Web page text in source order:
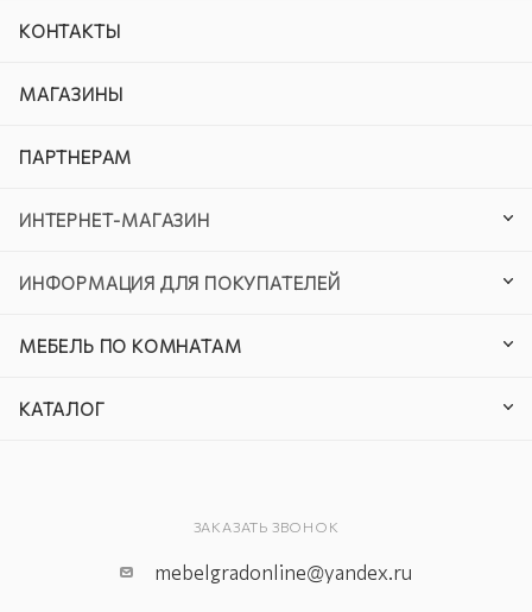
КОНТАКТЫ
МАГАЗИНЫ
ПАРТНЕРАМ
ИНТЕРНЕТ-МАГАЗИН
ИНФОРМАЦИЯ ДЛЯ ПОКУПАТЕЛЕЙ
МЕБЕЛЬ ПО КОМНАТАМ
КАТАЛОГ
ЗАКАЗАТЬ ЗВОНОК
mebelgradonline@yandex.ru